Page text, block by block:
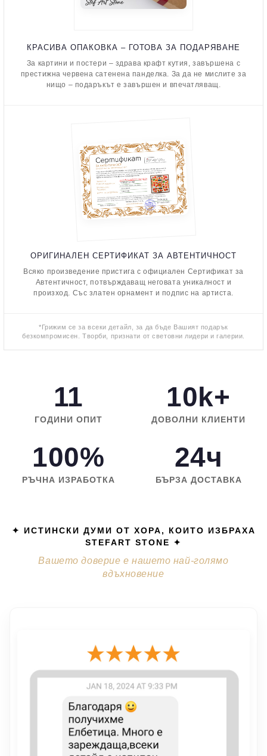
КРАСИВА ОПАКОВКА – ГОТОВА ЗА ПОДАРЯВАНЕ
За картини и постери – здрава крафт кутия, завършена с
престижна червена сатенена панделка. За да не мислите за
нищо – подаръкът е завършен и впечатляващ.
ОРИГИНАЛЕН СЕРТИФИКАТ ЗА АВТЕНТИЧНОСТ
Всяко произведение пристига с официален Сертификат за
Автентичност, потвърждаващ неговата уникалност и
произход. Със златен орнамент и подпис на артиста.
*Грижим се за всеки детайл, за да бъде Вашият подарък
безкомпромисен. Творби, признати от световни лидери и галерии.
11
ГОДИНИ ОПИТ
10k+
ДОВОЛНИ КЛИЕНТИ
100%
РЪЧНА ИЗРАБОТКА
24ч
БЪРЗА ДОСТАВКА
✦ ИСТИНСКИ ДУМИ ОТ ХОРА, КОИТО ИЗБРАХА
STEFART STONE ✦
Вашето доверие е нашето най-голямо
вдъхновение